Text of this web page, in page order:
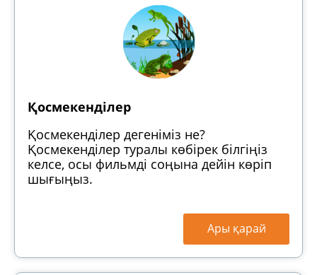
Қосмекенділер
Қосмекенділер дегеніміз не?
Қосмекенділер туралы көбірек білгіңіз
келсе, осы фильмді соңына дейін көріп
шығыңыз.
Ары қарай